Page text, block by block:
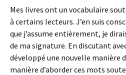
Mes livres ont un vocabulaire
à certains lecteurs. J’en suis
que j’assume entièrement, je
de ma signature. En discutant
développé une nouvelle manière
manière d’aborder ces mots